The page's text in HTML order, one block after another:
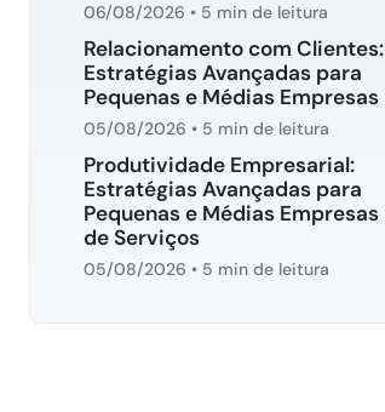
06/08/2026 • 5 min de leitura
Relacionamento com Clientes:
Estratégias Avançadas para
Pequenas e Médias Empresas
05/08/2026 • 5 min de leitura
Produtividade Empresarial:
Estratégias Avançadas para
Pequenas e Médias Empresas
de Serviços
05/08/2026 • 5 min de leitura